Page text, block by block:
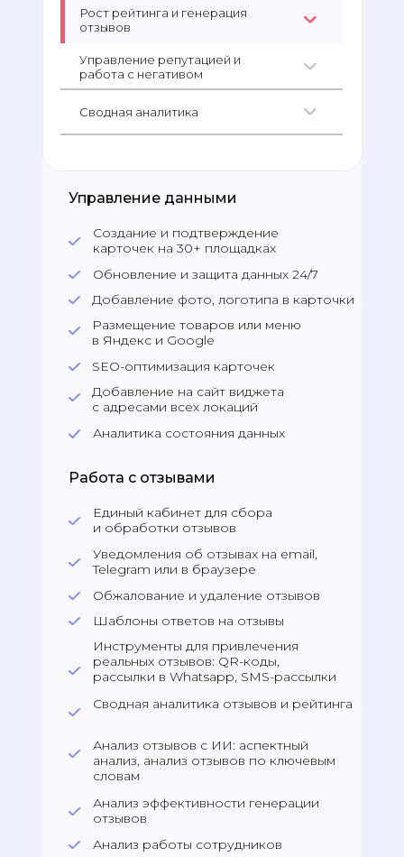
Работа с отзывами
Создание и подтверждение
карточек на 30+ площадках
Обновление и защита данных 24/7
Аналитика состояния данных
Единый кабинет для сбора
и обработки отзывов
Сводная аналитика отзывов и рейтинга
Анализ отзывов с ИИ: аспектный
анализ, анализ отзывов по ключевым
словам
Анализ эффективности генерации
отзывов
Анализ работы сотрудников
Уведомления об отзывах на email,
Telegram или в браузере
Обжалование и удаление отзывов
Шаблоны ответов на отзывы
Инструменты для привлечения
реальных отзывов: QR-коды,
рассылки в Whatsapp, SMS-рассылки
Управление данными
Управление репутацией и
работа с негативом
Рост рейтинга и генерация
отзывов
Добавление фото, логотипа в карточки
Размещение товаров или меню
в Яндекс и Google
SEO-оптимизация карточек
Сводная аналитика
Добавление на сайт виджета
с адресами всех локаций